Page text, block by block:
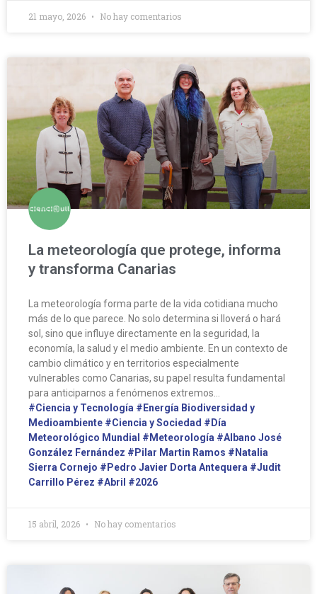
21 mayo, 2026 No hay comentarios
La meteorología que protege, informa
y transforma Canarias
La meteorología forma parte de la vida cotidiana mucho
más de lo que parece. No solo determina si lloverá o hará
sol, sino que influye directamente en la seguridad, la
economía, la salud y el medio ambiente. En un contexto de
cambio climático y en territorios especialmente
vulnerables como Canarias, su papel resulta fundamental
para anticiparnos a fenómenos extremos…
#Ciencia y Tecnología #Energía Biodiversidad y
Medioambiente #Ciencia y Sociedad #Día
Meteorológico Mundial #Meteorología #Albano José
González Fernández #Pilar Martin Ramos #Natalia
Sierra Cornejo #Pedro Javier Dorta Antequera #Judit
Carrillo Pérez #Abril #2026
15 abril, 2026 No hay comentarios